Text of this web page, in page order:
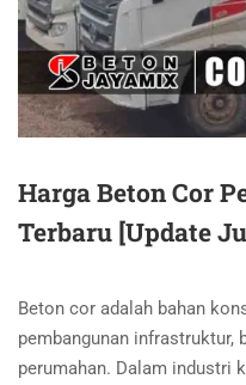
Harga Beton Cor
Terbaru [Update
Beton cor adalah bahan
pembangunan infrastruktur,
perumahan. Dalam industri